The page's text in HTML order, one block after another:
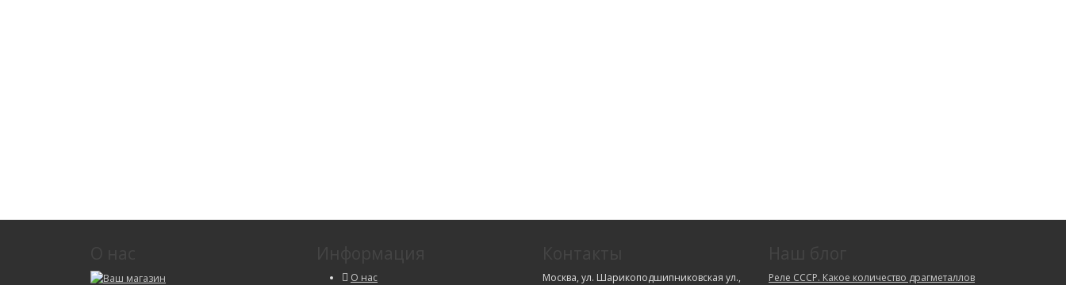
О нас
Москва, ул. Шарикоподшипниковская ул.,
Реле СССР. Какое количество драгметаллов